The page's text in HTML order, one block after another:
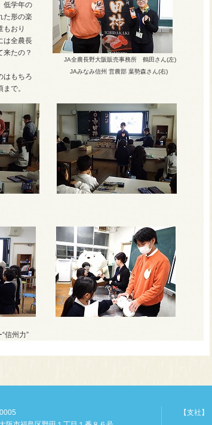
低学年の
た形の楽
もおり
は全農長
来たの？
はもちろ
で。
JA全農長野大阪販売事務所 鶴田さん(左)
JAみなみ信州 営農部 葉勢森さん(右)
信州力”
【支社】